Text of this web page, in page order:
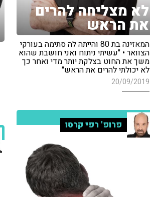
לא מצליחה להרים
את הראש
המאזינה בת 80 והייתה לה סתימה בעורקי
הצוואר • "עשיתי ניתוח ואני חושבת שהוא
משך את החוט בצלקת יותר מדי ואחר כך
לא יכולתי להרים את הראש"
20/09/2019
פרופ' רפי קרסו